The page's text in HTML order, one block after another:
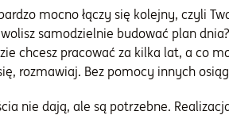
mocno łączy się kolejny, czyli
samodzielnie budować plan
chcesz pracować za kilka lat, a co
rozmawiaj. Bez pomocy innych
nie dają, ale są potrzebne.